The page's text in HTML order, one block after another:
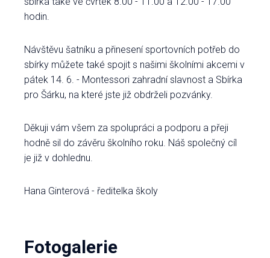
hodin.
Návštěvu šatníku a přinesení sportovních potřeb do
sbírky můžete také spojit s našimi školními akcemi v
pátek 14. 6. - Montessori zahradní slavnost a Sbírka
pro Šárku, na které jste již obdrželi pozvánky.
Děkuji vám všem za spolupráci a podporu a přeji
hodně sil do závěru školního roku. Náš společný cíl
je již v dohlednu.
Hana Ginterová - ředitelka školy
Fotogalerie